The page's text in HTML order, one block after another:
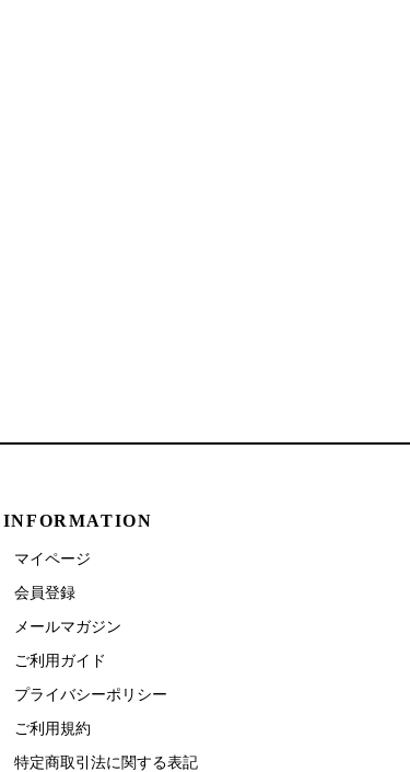
INFORMATION
マイページ
会員登録
メールマガジン
ご利用ガイド
プライバシーポリシー
ご利用規約
特定商取引法に関する表記